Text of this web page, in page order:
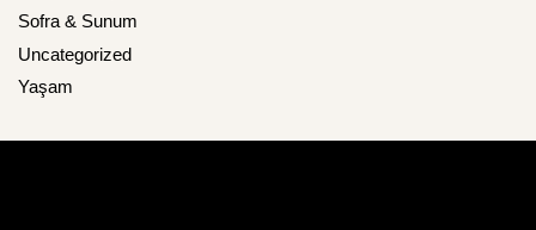
Sofra & Sunum
Uncategorized
Yaşam